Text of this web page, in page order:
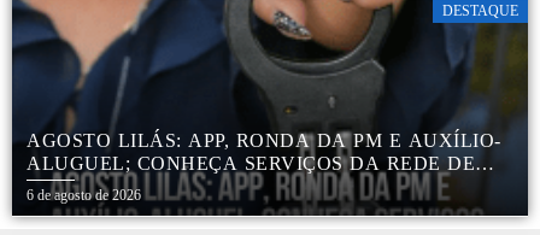
DESTAQUE
AGOSTO LILÁS: APP, RONDA DA PM E AUXÍLIO-
ALUGUEL; CONHEÇA SERVIÇOS DA REDE DE
PROTEÇÃO ÀS MULHERES NO ESTADO DE SP
6 de agosto de 2026